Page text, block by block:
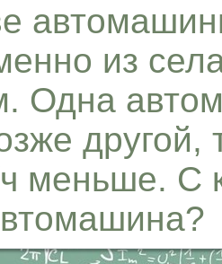
из
Одна
другой,
меньше. С